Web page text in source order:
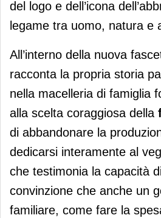
del logo e dell’icona
legame tra uomo, natura e
All’interno della nuova
racconta la propria storia
nella macelleria di famiglia
alla scelta coraggiosa della
di abbandonare la
dedicarsi interamente al
che testimonia la capacità
convinzione che anche un
familiare, come fare la